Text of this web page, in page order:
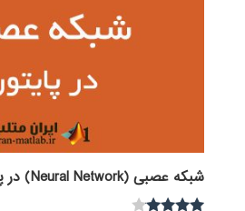
شبکه عصبی (Neural Network) در پایتون